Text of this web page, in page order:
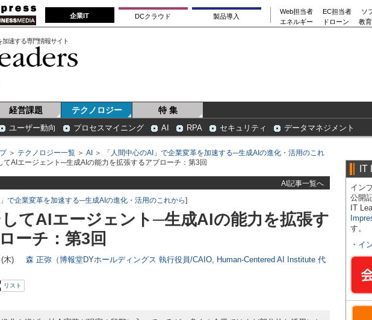
企業IT DCクラウド 製品導入
Web担当者 EC担当者
ソ
エネルギー
ドローン 教
速する専門情報サイト
経営課題 テクノロジー 特 集
ユーザー動向 プロセスマイニング AI RPA セキュリティ データマネジメント
＞ テクノロジー一覧 ＞ AI ＞
「人間中心のAI」で企業変革を加速する─生成AIの進化・活用のこれ
てAIエージェント─生成AIの能力を拡張するアプローチ：第3回
AI記事一覧へ
で企業変革を加速する─生成AIの進化・活用のこれから]
てAIエージェント─生成AIの能力を拡張す
ーチ：第3回
木)
森 正弥（博報堂DYホールディングス 執行役員/CAIO, Human-Centered AI Institute 代
リスト
IT
イン
公開
IT
す。
・ イ